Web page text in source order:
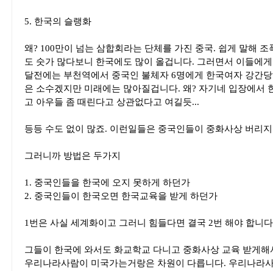
5. 한국의 슬랭화
왜? 100만이 넘는 삼합회라는 단체를 가진 중국. 쉽게 말해
도 숫가 많다보니 한국에도 많이 올겁니다. 그러면서 이들에
달전에는 부천역에서 중국인 불체자 6명에게 한국여자 강간
은 소수겠지만 미래에는 많아질겁니다. 왜? 자기네 입장에서
고 아우들 좀 때린다고 상관없다고 여길듯...
등등 수도 없이 많죠. 이런일들은 중국인들이 중화사상 버리
그러니까 방법은 두가지
1. 중국인들을 한국에 오지 못하게 하던가
2. 중국인들이 한국오면 한국교육을 받게 하던가
1번은 사실 세계화이고 그러니 힘들다면 결국 2번 해야 합니
그들이 한국에 와서도 화교학교 다니고 중화사상 교육 받게해
우리나라사람이 미국가는거랑은 차원이 다릅니다. 우리나라